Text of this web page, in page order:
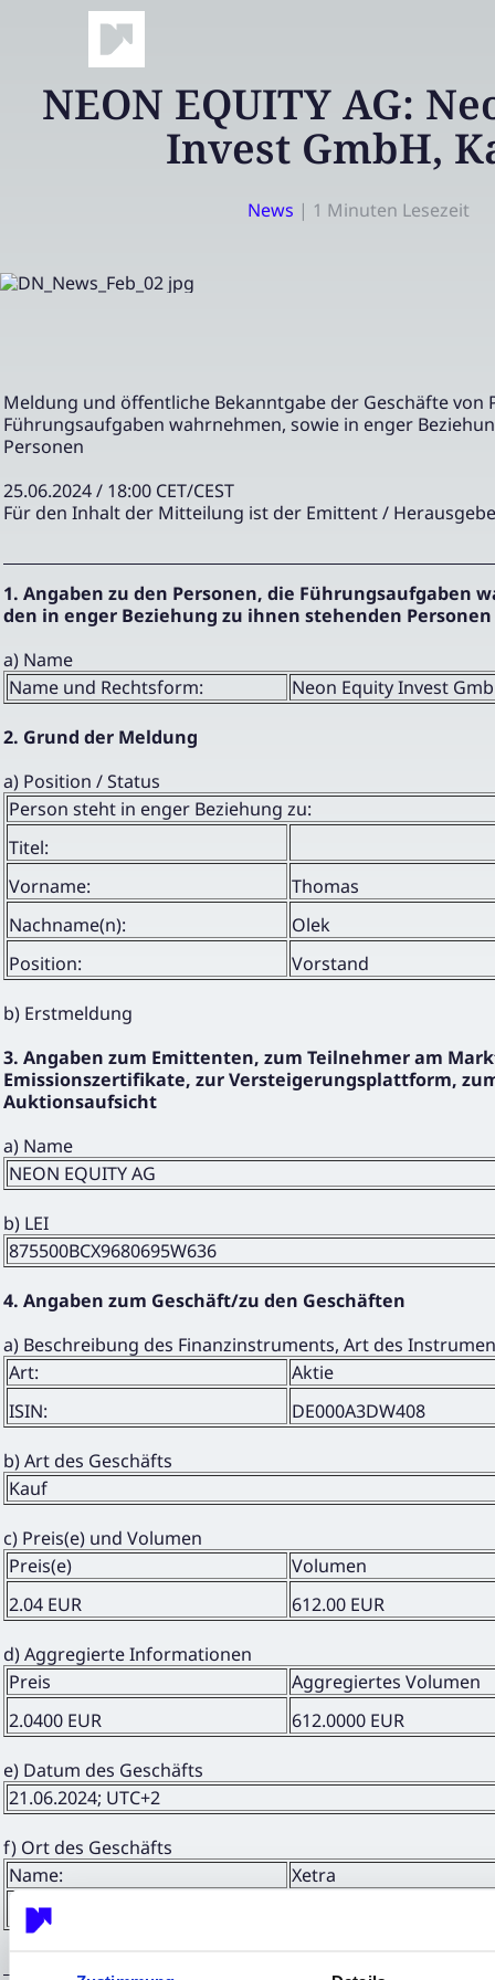
NEON EQUITY AG:
Invest GmbH,
News | 1 Minuten Lesezeit
Meldung und öffentliche Bekanntgabe der Geschäfte von
Führungsaufgaben wahrnehmen, sowie in enger
Personen
25.06.2024 / 18:00 CET/CEST
Für den Inhalt der Mitteilung ist der Emittent /
1. Angaben zu den Personen, die Führungsaufgaben
den in enger Beziehung zu ihnen stehenden Personen
a) Name
Name und Rechtsform:
Neon Equity Invest
2. Grund der Meldung
a) Position / Status
Person steht in enger Beziehung zu:
Titel:
Vorname:
Thomas
Nachname(n):
Olek
Position:
Vorstand
b) Erstmeldung
3. Angaben zum Emittenten, zum Teilnehmer am
Emissionszertifikate, zur Versteigerungsplattform,
Auktionsaufsicht
a) Name
NEON EQUITY AG
b) LEI
875500BCX9680695W636
4. Angaben zum Geschäft/zu den Geschäften
a) Beschreibung des Finanzinstruments, Art des
Art:
Aktie
ISIN:
DE000A3DW408
b) Art des Geschäfts
Kauf
c) Preis(e) und Volumen
Preis(e)
Volumen
2.04 EUR
612.00 EUR
d) Aggregierte Informationen
Preis
Aggregiertes Volumen
2.0400 EUR
612.0000 EUR
e) Datum des Geschäfts
21.06.2024; UTC+2
f) Ort des Geschäfts
Name:
Xetra
MIC: